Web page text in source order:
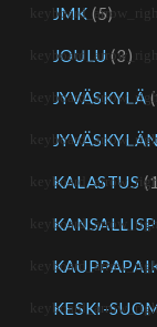
JMK (5)
JOULU (3)
JYVÄSKYLÄ
KALASTUS
KESKI-